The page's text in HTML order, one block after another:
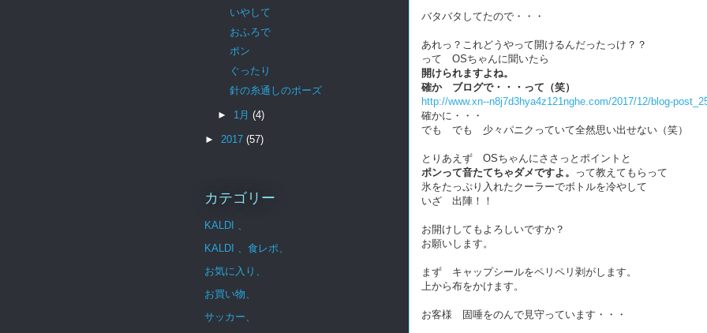
バタバタしてたので・・・
あれっ？これどうやって開けるんだったっけ？？
って OSちゃんに聞いたら
開けられますよね。
確か ブログで・・・って（笑）
http://www.xn--n8j7d3hya4z121nghe.com/2017/12/blog-
確かに・・・
でも でも 少々パニクっていて全然思い出せない（笑）
とりあえず OSちゃんにささっとポイントと
ポンって音たてちゃダメですよ。
って教えてもらって
氷をたっぷり入れたクーラーでボトルを冷やして
いざ 出陣！！
お開けしてもよろしいですか？
お願いします。
まず キャップシールをペリペリ剥がします。
上から布をかけます。
お客様 固唾をのんで見守っています・・・
いやして
おふろで
ポン
ぐったり
針の糸通しのポーズ
► 1月 (4)
► 2017 (57)
カテゴリー
KALDI 、
KALDI 、食レポ、
お気に入り、
お買い物、
サッカー、